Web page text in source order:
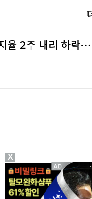
율 2주 내리 하락
X